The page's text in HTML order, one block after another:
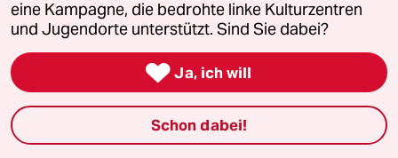
Veranstaltungen
Demnächst
Vor Ort
Live im Stream
eine Kampagne, die bedrohte linke Kulturzentren
und Jugendorte unterstützt. Sind Sie dabei?
 Ja, ich will
Schon dabei!